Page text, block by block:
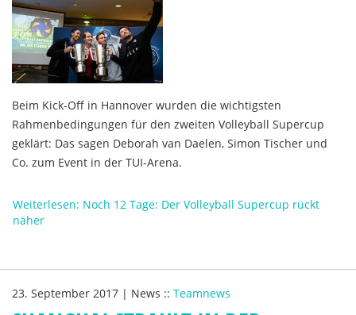
Beim Kick-Off in Hannover wurden die wichtigsten
Rahmenbedingungen für den zweiten Volleyball Supercup
geklärt: Das sagen Deborah van Daelen, Simon Tischer und
Co. zum Event in der TUI-Arena.
Weiterlesen: Noch 12 Tage: Der Volleyball Supercup rückt
näher
23. September 2017 | News :: Teamnews